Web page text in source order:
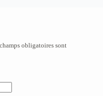
obligatoires sont